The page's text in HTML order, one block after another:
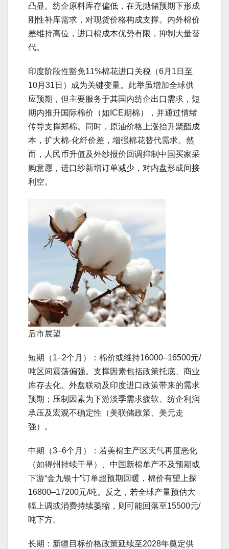
凸显。纺企原料库存偏低，在无抛储预期下形成
刚性补库需求，对现货价格构成支撑。内外棉价
差维持高位，进口棉成本优势有限，抑制大量替
代。
印度阶段性豁免11%棉花进口关税（6月1日至
10月31日）成为关键变量。此举虽增加全球供
应预期，但主要服务于其国内纺企出口需求，短
期内推升国际棉价（如ICE期棉），并通过情绪
传导支撑郑棉。同时，原油价格上涨抬升聚酯成
本，扩大棉-化纤价差，增强棉花替代需求。然
而，人民币升值及外纱报价回调抑制中国买家采
购意愿，进口纱新增订单减少，对内盘形成间接
利空。
后市展望
短期（1–2个月）：棉价或维持16000–16500元/
吨区间震荡偏强。支撑因素包括政策托底、商业
库存去化、外盘联动及印度进口政策带来的需求
预期；压制因素为下游淡季需求疲软、纺企利润
承压及宏观不确定性（美联储政策、美元走
强）。
中期（3–6个月）：若美棉主产区天气再度恶化
（如得州持续干旱）、中国新棉单产不及预期或
下游“金九银十”订单超预期回暖，棉价有望上探
16800–17200元/吨。反之，若全球产量预估大
幅上调或消费持续萎缩，则可能回落至15500元/
吨下方。
长期：新疆目标价格政策延续至2028年奠定供